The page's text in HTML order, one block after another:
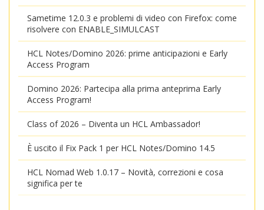
Sametime 12.0.3 e problemi di video con Firefox: come
risolvere con ENABLE_SIMULCAST
HCL Notes/Domino 2026: prime anticipazioni e Early
Access Program
Domino 2026: Partecipa alla prima anteprima Early
Access Program!
Class of 2026 – Diventa un HCL Ambassador!
È uscito il Fix Pack 1 per HCL Notes/Domino 14.5
HCL Nomad Web 1.0.17 – Novità, correzioni e cosa
significa per te